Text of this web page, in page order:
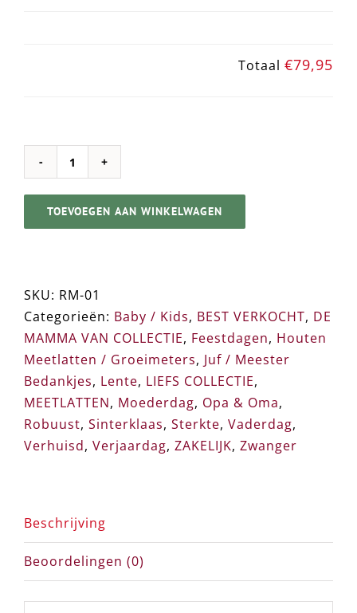
Totaal €79,95
ROBUUST
➸
Houten
aantal
TOEVOEGEN AAN WINKELWAGEN
SKU: RM-01
Categorieën: Baby / Kids, BEST VERKOCHT, DE
MAMMA VAN COLLECTIE, Feestdagen, Houten
Meetlatten / Groeimeters, Juf / Meester
Bedankjes, Lente, LIEFS COLLECTIE,
MEETLATTEN, Moederdag, Opa & Oma,
Robuust, Sinterklaas, Sterkte, Vaderdag,
Verhuisd, Verjaardag, ZAKELIJK, Zwanger
Beschrijving
Beoordelingen (0)